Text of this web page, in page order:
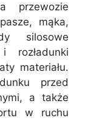
przewozie
mąka,
silosowe
rozładunki
materiału.
przed
a także
w ruchu